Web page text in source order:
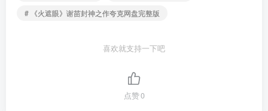
# 《火遮眼》谢苗封神之作夸克网盘完整版
喜欢就支持一下吧
点赞0